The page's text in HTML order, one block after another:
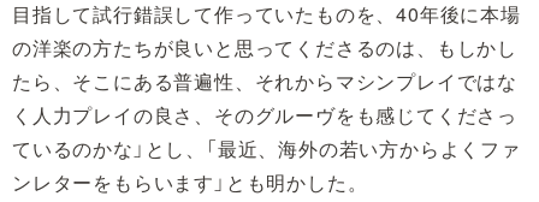
目指して試行錯誤して作っていたものを、40年後に本場
の洋楽の方たちが良いと思ってくださるのは、もしかし
たら、そこにある普遍性、それからマシンプレイではな
く人力プレイの良さ、そのグルーヴをも感じてくださっ
ているのかな」とし、「最近、海外の若い方からよくファ
ンレターをもらいます」とも明かした。